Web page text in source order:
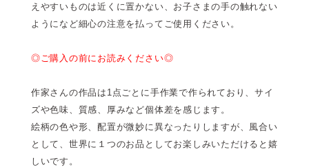
えやすいものは近くに置かない、お子さまの手の触れない
ようになど細心の注意を払ってご使用ください。
◎ご購入の前にお読みください◎
作家さんの作品は1点ごとに手作業で作られており、サイ
ズや色味、質感、厚みなど個体差を感じます。
絵柄の色や形、配置が微妙に異なったりしますが、風合い
として、世界に１つのお品としてお楽しみいただけると嬉
しいです。